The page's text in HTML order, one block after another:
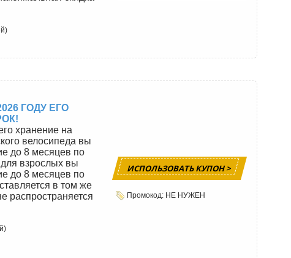
ГОДУ ЕГО
хранение на
велосипеда вы
до 8 месяцев по
взрослых вы
до 8 месяцев по
в том же
распространяется
ИСПОЛЬЗОВАТЬ КУПОН >
Промокод: НЕ НУЖЕН